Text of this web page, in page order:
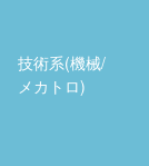
技術系(機械/
メカトロ)